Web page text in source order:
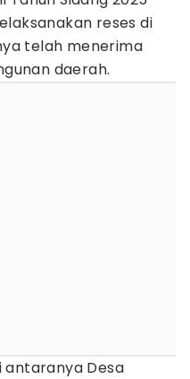
reses di
telah menerima
daerah.
Desa